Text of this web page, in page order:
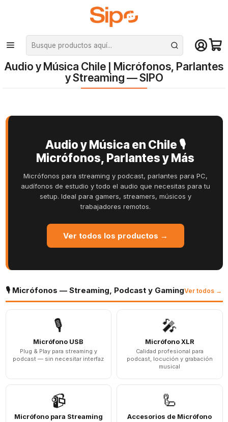
¡Compra hasta mediodía y recibe hoy! De lunes a sábado en el gran
Santiago. Envío gratis desde $29.990
Audio y Música Chile | Micrófonos, Parlantes y Streaming — SIPO
Audio y Música Chile | Micrófonos, Parlantes
y Streaming — SIPO
Audio y Música en Chile 🎙️
Micrófonos, Parlantes y Más
Micrófonos para streaming y podcast, parlantes para PC,
audífonos de estudio y todo el audio que necesitas para tu
setup. Ideal para gamers, streamers, músicos y
trabajadores remotos.
Ver todos los productos →
🎙️ Micrófonos — Streaming, Podcast y GamingVer todos →
🎙️
Micrófono USB
Plug & Play para streaming y
podcast — sin necesitar interfaz
🎤
Micrófono XLR
Calidad profesional para
podcast, locución y grabación
musical
📹
Micrófono para Streaming
🦾
Accesorios de Micrófono